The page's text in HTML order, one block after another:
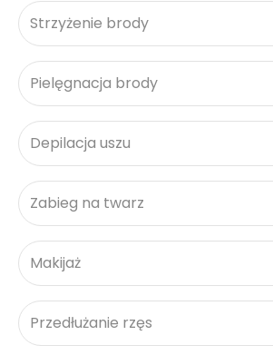
Strzyżenie brody
Pielęgnacja brody
Depilacja uszu
Zabieg na twarz
Makijaż
Przedłużanie rzęs